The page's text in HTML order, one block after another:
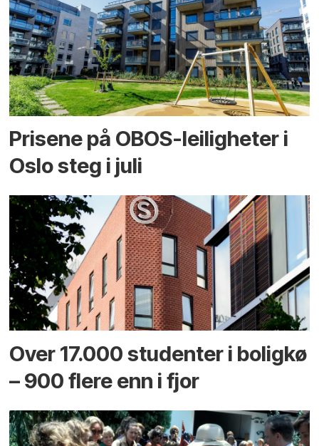
Prisene på OBOS-leiligheter i
Oslo steg i juli
Over 17.000 studenter i boligkø
– 900 flere enn i fjor